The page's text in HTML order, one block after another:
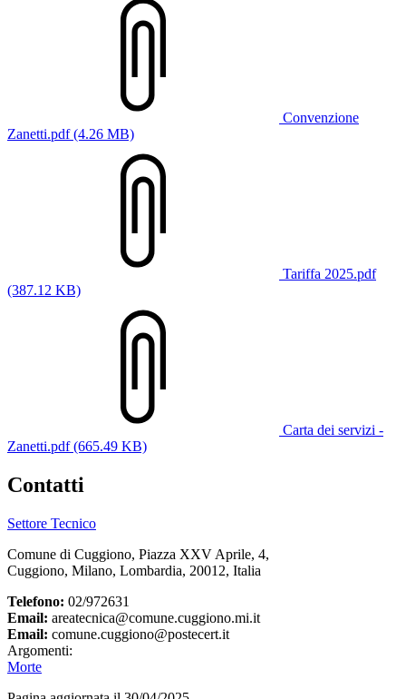
Convenzione
Zanetti.pdf (4.26 MB)
Tariffa 2025.pdf
(387.12 KB)
Carta dei servizi -
Zanetti.pdf (665.49 KB)
Contatti
Settore Tecnico
Comune di Cuggiono, Piazza XXV Aprile, 4,
Cuggiono, Milano, Lombardia, 20012, Italia
Telefono: 02/972631
Email: areatecnica@comune.cuggiono.mi.it
Email: comune.cuggiono@postecert.it
Argomenti:
Morte